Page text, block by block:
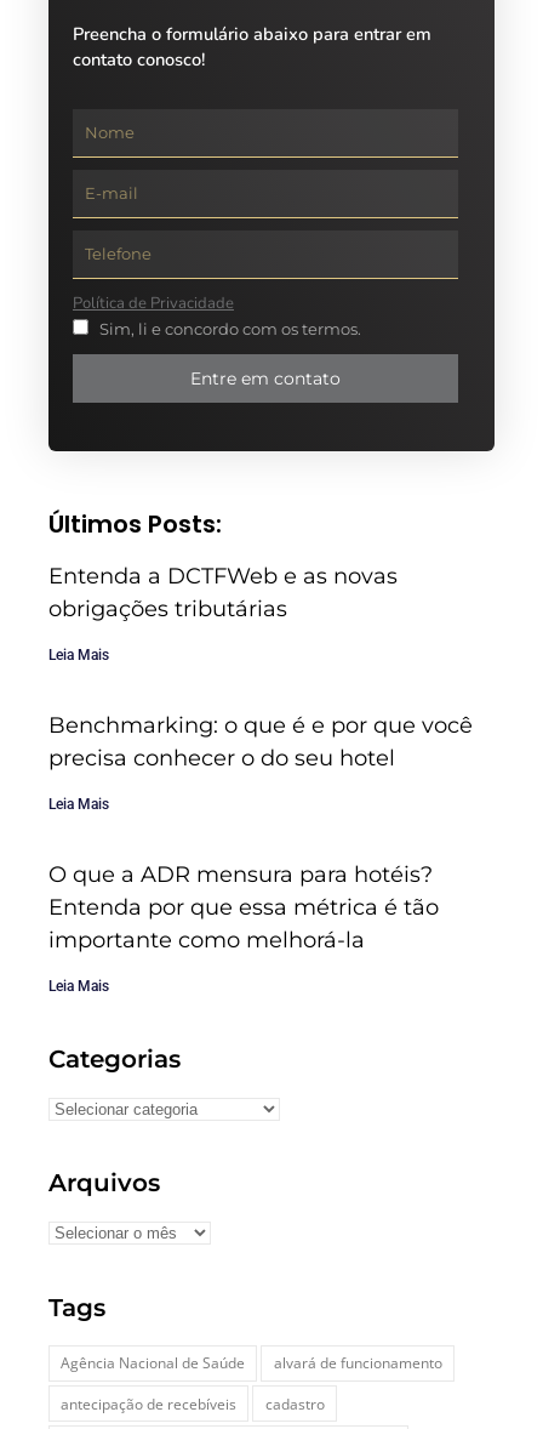
Preencha o formulário abaixo para entrar em
contato conosco!
Política de Privacidade
Sim, li e concordo com os termos.
Entre em contato
Últimos Posts:
Entenda a DCTFWeb e as novas
obrigações tributárias
Leia Mais
Benchmarking: o que é e por que você
precisa conhecer o do seu hotel
Leia Mais
O que a ADR mensura para hotéis?
Entenda por que essa métrica é tão
importante como melhorá-la
Leia Mais
Categorias
Arquivos
Tags
Agência Nacional de Saúde
alvará de funcionamento
antecipação de recebíveis
cadastro